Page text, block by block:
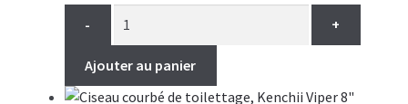
VENTES- +
Ajouter au panier